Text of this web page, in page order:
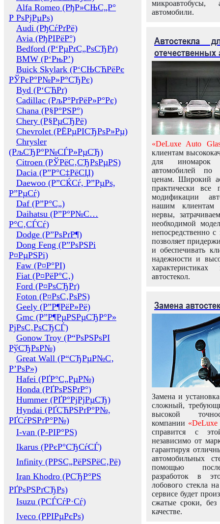
Alfa Romeo (РђР»СЊС„Р°
Р РѕРјРµРѕ)
Audi (РђСѓРґРё)
Avia (РђРІРёР°)
Bedford (Р‘РµРґС„РѕСЂРґ)
BMW (Р‘РњР’)
Buick Skylark (Р‘СЊСЋРёРє
РЎРєР°Р№Р»Р°СЂРє)
Byd (Р‘СЋРґ)
Cadillac (РљР°РґРёР»Р°Рє)
Chana (Р§Р°РЅР°)
Chery (Р§РµСЂРё)
Chevrolet (РЁРµРІСЂРѕР»Рµ)
Chrysler
(РљСЂР°Р№СЃР»РµСЂ)
Citroen (РЎРёС‚СЂРѕРµРЅ)
Dacia (Р”Р°С‡РёСЏ)
Daewoo (Р”СЌСѓ, Р”РµРѕ,
Р”РµСѓ)
Daf (Р”Р°С„)
Daihatsu (Р”Р°Р№С…
Р°С‚СЃСѓ)
Dodge (Р”РѕРґР¶)
Dong Feng (Р”РѕРЅРі
Р¤РµРЅРі)
Faw (Р¤Р°РІ)
Fiat (Р¤РёР°С‚)
Ford (Р¤РѕСЂРґ)
Foton (Р¤РѕС‚РѕРЅ)
Geely (Р”Р¶РёР»Рё)
Gmc (Р”Р¶РµРЅРµСЂР°Р»
РјРѕС‚РѕСЂСЃ)
Gonow Troy (Р“РѕРЅРѕРІ
РўСЂРѕР№)
Great Wall (Р“СЂРµР№С‚
Р’РѕР»)
Hafei (РҐР°С„РµР№)
Honda (РҐРѕРЅРґР°)
Hummer (РҐР°РјРјРµСЂ)
Hyndai (РҐСЋРЅРґР°Р№,
РҐСѓРЅРґР°Р№)
I-van (Р-РІР°РЅ)
Ikarus (РРєР°СЂСѓСЃ)
Infinity (РРЅС„РёРЅРёС‚Рё)
Iran Khodro (РСЂР°РЅ
РҐРѕРЅРґСЂРѕ)
Isuzu (РСЃСѓР·Сѓ)
Iveco (РРІРµРєРѕ)
микроавтобусы,
автомобили.
Автостекла
отечественных
«DeLuxe Auto
клиентам
для иномарок
автомобилей
ценам. Широкий
практически все
модификации
нашим клиентам
нервы,
необходимой
непосредственно
позволяет
и обеспечивать
надежности и
автостекол.
Замена
Замена и
сложный,
высокой
компании «DeLuxe
справится с
независимо от
гарантируя
автомобильных
помощью
разработок в
лобового стекла
сервисе будет
сжатые сроки,
качестве.